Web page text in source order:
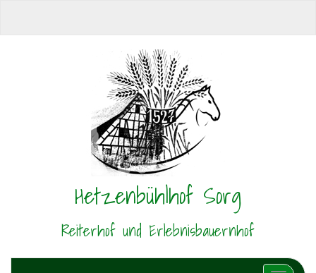
Hetzenbühlhof Sorg
Reiterhof und Erlebnisbauernhof